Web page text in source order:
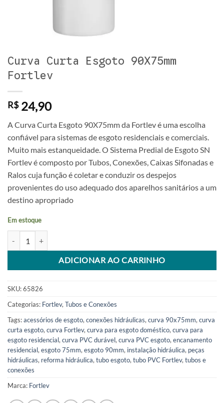
Curva Curta Esgoto 90X75mm
Fortlev
R$24,90
A Curva Curta Esgoto 90X75mm da Fortlev é uma escolha
confiável para sistemas de esgoto residenciais e comerciais.
Muito mais estanqueidade. O Sistema Predial de Esgoto SN
Fortlev é composto por Tubos, Conexões, Caixas Sifonadas e
Ralos cuja função é coletar e conduzir os despejos
provenientes do uso adequado dos aparelhos sanitários a um
destino apropriado
Em estoque
ADICIONAR AO CARRINHO
SKU:65826
Categorias: Fortlev, Tubos e Conexões
Tags:acessórios de esgoto, conexões hidráulicas, curva 90x75mm, curva
curta esgoto, curva Fortlev, curva para esgoto doméstico, curva para
esgoto residencial, curva PVC durável, curva PVC esgoto, encanamento
residencial, esgoto 75mm, esgoto 90mm, instalação hidráulica, peças
hidráulicas, reforma hidráulica, tubo esgoto, tubo PVC Fortlev, tubos e
conexões
Marca: Fortlev